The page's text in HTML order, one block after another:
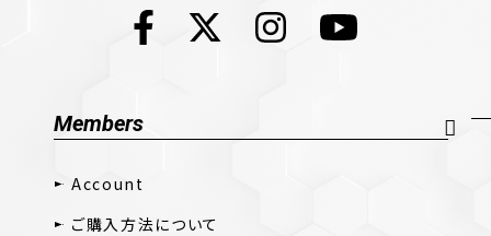
Members
Account
ご購入方法について